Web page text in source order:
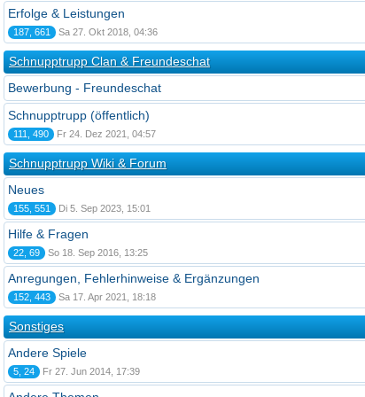
Erfolge & Leistungen
187, 661 Sa 27. Okt 2018, 04:36
Schnupptrupp Clan & Freundeschat
Bewerbung - Freundeschat
Schnupptrupp (öffentlich)
111, 490 Fr 24. Dez 2021, 04:57
Schnupptrupp Wiki & Forum
Neues
155, 551 Di 5. Sep 2023, 15:01
Hilfe & Fragen
22, 69 So 18. Sep 2016, 13:25
Anregungen, Fehlerhinweise & Ergänzungen
152, 443 Sa 17. Apr 2021, 18:18
Sonstiges
Andere Spiele
5, 24 Fr 27. Jun 2014, 17:39